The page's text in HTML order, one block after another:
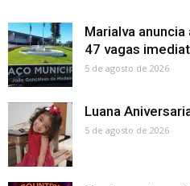
Marialva
47 vagas
5 de agosto de 2026
Luana
5 de agosto de 2026